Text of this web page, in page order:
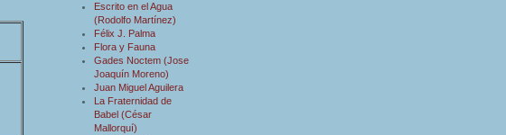
Escrito en el Agua
(Rodolfo Martínez)
Félix J. Palma
Flora y Fauna
Gades Noctem (Jose
Joaquín Moreno)
Juan Miguel Aguilera
La Fraternidad de
Babel (César
Mallorquí)